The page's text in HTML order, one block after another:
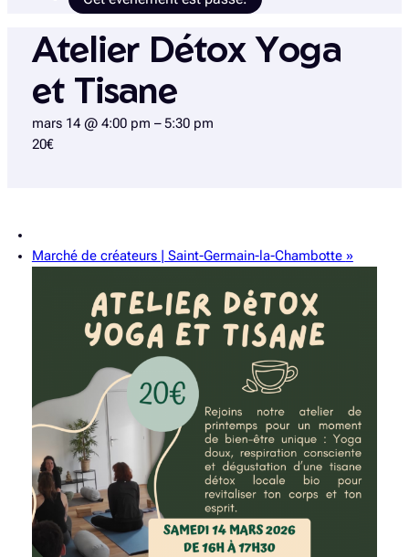
Atelier Détox Yoga
et Tisane
mars 14 @ 4:00 pm –5:30 pm
20€
Marché de créateurs | Saint-Germain-la-Chambotte »